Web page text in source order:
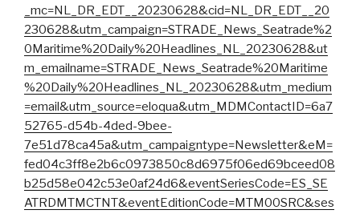
_mc=NL_DR_EDT__20230628&cid=NL_DR_EDT__20
230628&utm_campaign=STRADE_News_Seatrade%2
0Maritime%20Daily%20Headlines_NL_20230628&ut
m_emailname=STRADE_News_Seatrade%20Maritime
%20Daily%20Headlines_NL_20230628&utm_medium
=email&utm_source=eloqua&utm_MDMContactID=6a7
52765-d54b-4ded-9bee-
7e51d78ca45a&utm_campaigntype=Newsletter&eM=
fed04c3ff8e2b6c0973850c8d6975f06ed69bceed08
b25d58e042c53e0af24d6&eventSeriesCode=ES_SE
ATRDMTMCTNT&eventEditionCode=MTM00SRC&ses